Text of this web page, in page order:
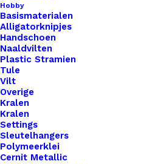
Hobby
Basismaterialen
Alligatorknipjes
Handschoen
Naaldvilten
Plastic Stramien
Tule
Vilt
Overige
Kralen
Kralen
Settings
Sleutelhangers
Polymeerklei
Cernit Metallic
Leren
Label
By
Opa
aantalToevoegen aan verlanglijst